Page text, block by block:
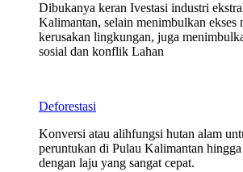
Dibukanya keran Ivestasi industri
Kalimantan, selain menimbulkan ekses
kerusakan lingkungan, juga
sosial dan konflik Lahan
Deforestasi
Konversi atau alihfungsi hutan alam
peruntukan di Pulau Kalimantan
dengan laju yang sangat cepat.